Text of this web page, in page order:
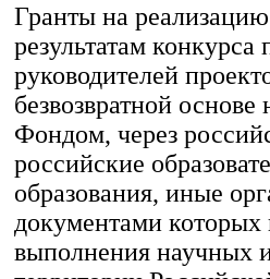
Гранты на
результатам
руководителей
безвозвратной
Фондом, через
российские
образования, иные
документами
выполнения научных